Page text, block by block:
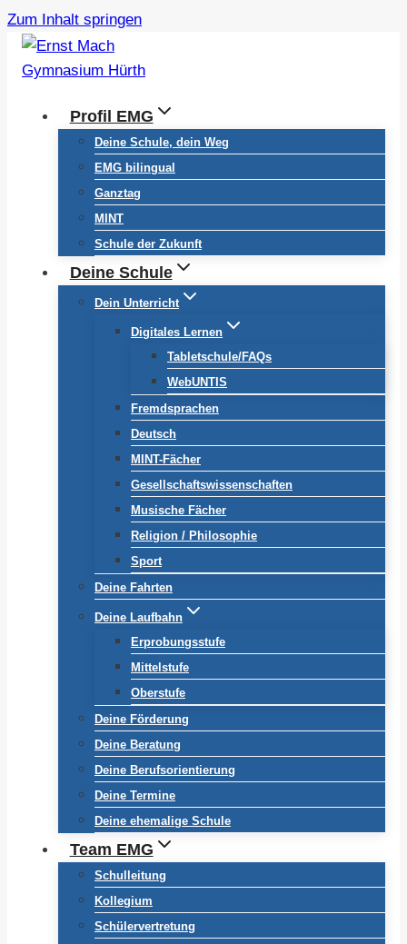
Zum Inhalt springen
Profil EMG
Deine Schule, dein Weg
EMG bilingual
Ganztag
MINT
Schule der Zukunft
Deine Schule
Dein Unterricht
Digitales Lernen
Tabletschule/FAQs
WebUNTIS
Fremdsprachen
Deutsch
MINT-Fächer
Gesellschaftswissenschaften
Musische Fächer
Religion / Philosophie
Sport
Deine Fahrten
Deine Laufbahn
Erprobungsstufe
Mittelstufe
Oberstufe
Deine Förderung
Deine Beratung
Deine Berufsorientierung
Deine Termine
Deine ehemalige Schule
Team EMG
Schulleitung
Kollegium
Schülervertretung